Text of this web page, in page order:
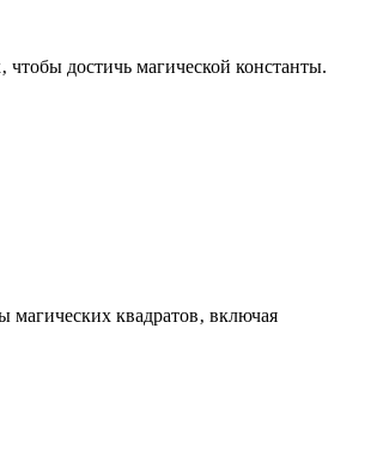
достичь магической константы.
квадратов‚ включая